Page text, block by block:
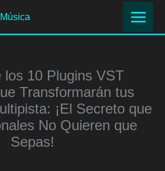
los 10 Plugins VST
Transformarán tus
¡El Secreto que
No Quieren que
Sepas!